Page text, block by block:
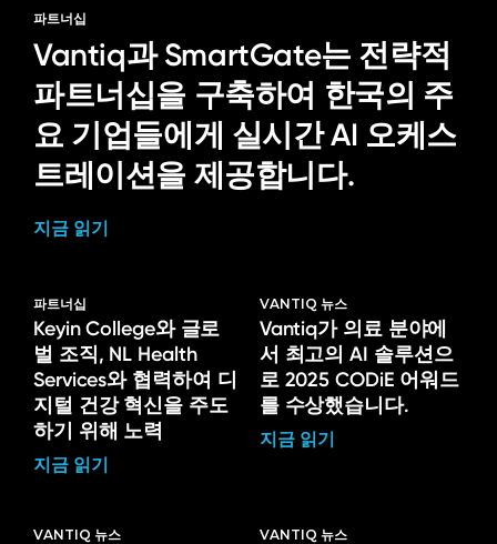
파트너십
Vantiq과 SmartGate는 전략적
파트너십을 구축하여 한국의 주
요 기업들에게 실시간 AI 오케스
트레이션을 제공합니다.
지금 읽기
파트너십
Keyin College와 글로
벌 조직, NL Health
Services와 협력하여 디
지털 건강 혁신을 주도
하기 위해 노력
지금 읽기
VANTIQ 뉴스
Vantiq가 의료 분야에
서 최고의 AI 솔루션으
로 2025 CODiE 어워드
를 수상했습니다.
지금 읽기
VANTIQ 뉴스 VANTIQ 뉴스